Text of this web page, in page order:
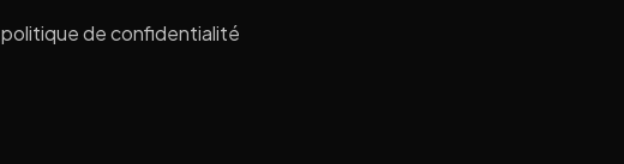
politique de confidentialité